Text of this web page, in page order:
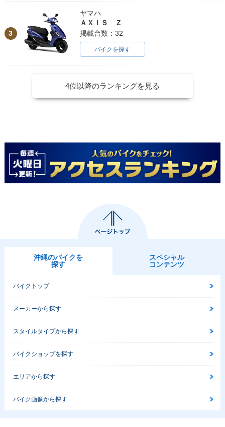
3
ヤマハ
ＡＸＩＳ Ｚ
掲載台数：32
バイクを探す
4位以降のランキングを見る
沖縄のバイクを
探す
スペシャル
コンテンツ
バイクトップ
メーカーから探す
スタイルタイプから探す
バイクショップを探す
エリアから探す
バイク画像から探す